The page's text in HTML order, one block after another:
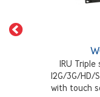
1RU
12G/3G/HD/
with touch